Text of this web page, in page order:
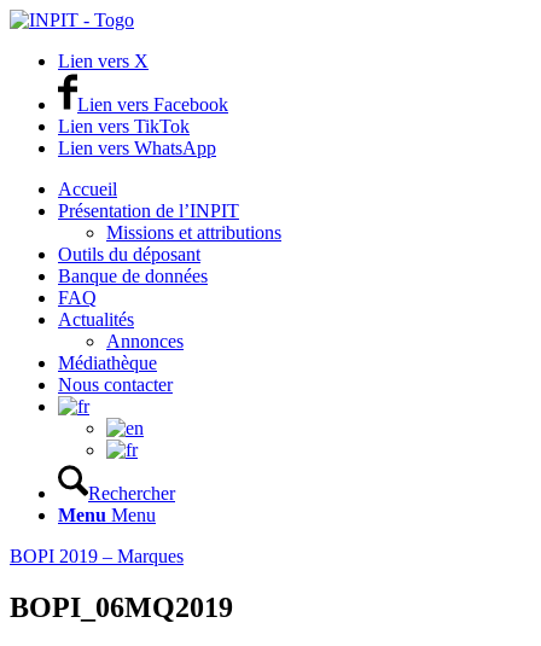
Lien vers X
Lien vers Facebook
Lien vers TikTok
Lien vers WhatsApp
Accueil
Présentation de l’INPIT
Missions et attributions
Outils du déposant
Banque de données
FAQ
Actualités
Annonces
Médiathèque
Nous contacter
Rechercher
Menu Menu
BOPI 2019 – Marques
BOPI_06MQ2019